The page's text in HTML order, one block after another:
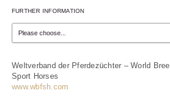
FURTHER INFORMATION
Weltverband der Pferdezüchter – World
Sport Horses
www.wbfsh.com